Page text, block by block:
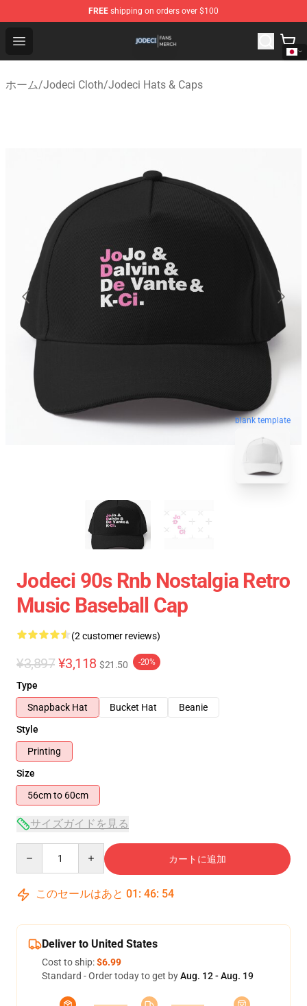
FREE shipping on orders over $100
Open menu
Jodeci Shop - Official Jodeci Merchandise Store
ホーム/Jodeci Cloth/Jodeci Hats & Caps
blank template
Jodeci 90s Rnb Nostalgia Retro
Music Baseball Cap
(2 customer reviews)
¥3,897 ¥3,118 $21.50 -20%
Type
Snapback Hat
Bucket Hat
Beanie
Style
Printing
Size
56cm to 60cm
サイズガイドを見る
カートに追加
このセールはあと 01 : 46: 54
Deliver to United States
Cost to ship:$6.99
Standard - Order today to get byAug. 12 - Aug. 19